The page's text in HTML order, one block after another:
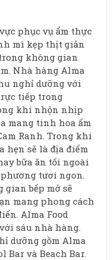
phục vụ ẩm thực
mì kẹp thịt giản
không gian
Nhà hàng Alma
nghỉ dưỡng với
tiếp trong
khí nhộn nhịp
mang tinh hoa ẩm
Ranh. Trong khi
hẹn sẽ là địa điểm
bữa ăn tối ngoài
tươi ngon.
gian bếp mở sẽ
mang phong cách
Alma Food
sáu nhà hàng.
dưỡng gồm Alma
Bar và Beach Bar.